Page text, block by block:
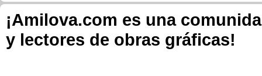
¡Amilova.com es una
y lectores de obras gráficas!